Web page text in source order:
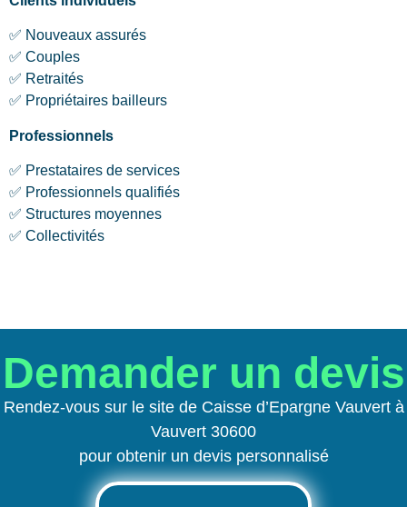
✅ Nouveaux assurés
✅ Couples
✅ Retraités
✅ Propriétaires bailleurs
Professionnels
✅ Prestataires de services
✅ Professionnels qualifiés
✅ Structures moyennes
✅ Collectivités
Demander un devis
Rendez-vous sur le site de Caisse d’Epargne Vauvert à
Vauvert 30600
pour obtenir un devis personnalisé